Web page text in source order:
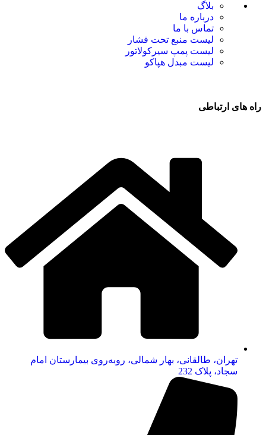
بلاگ
درباره ما
تماس با ما
لیست منبع تحت فشار
لیست پمپ سیرکولاتور
لیست مبدل هپاکو
راه های ارتباطی
تهران، طالقانی، بهار شمالی، روبه‌روی بیمارستان امام
سجاد، پلاک 232